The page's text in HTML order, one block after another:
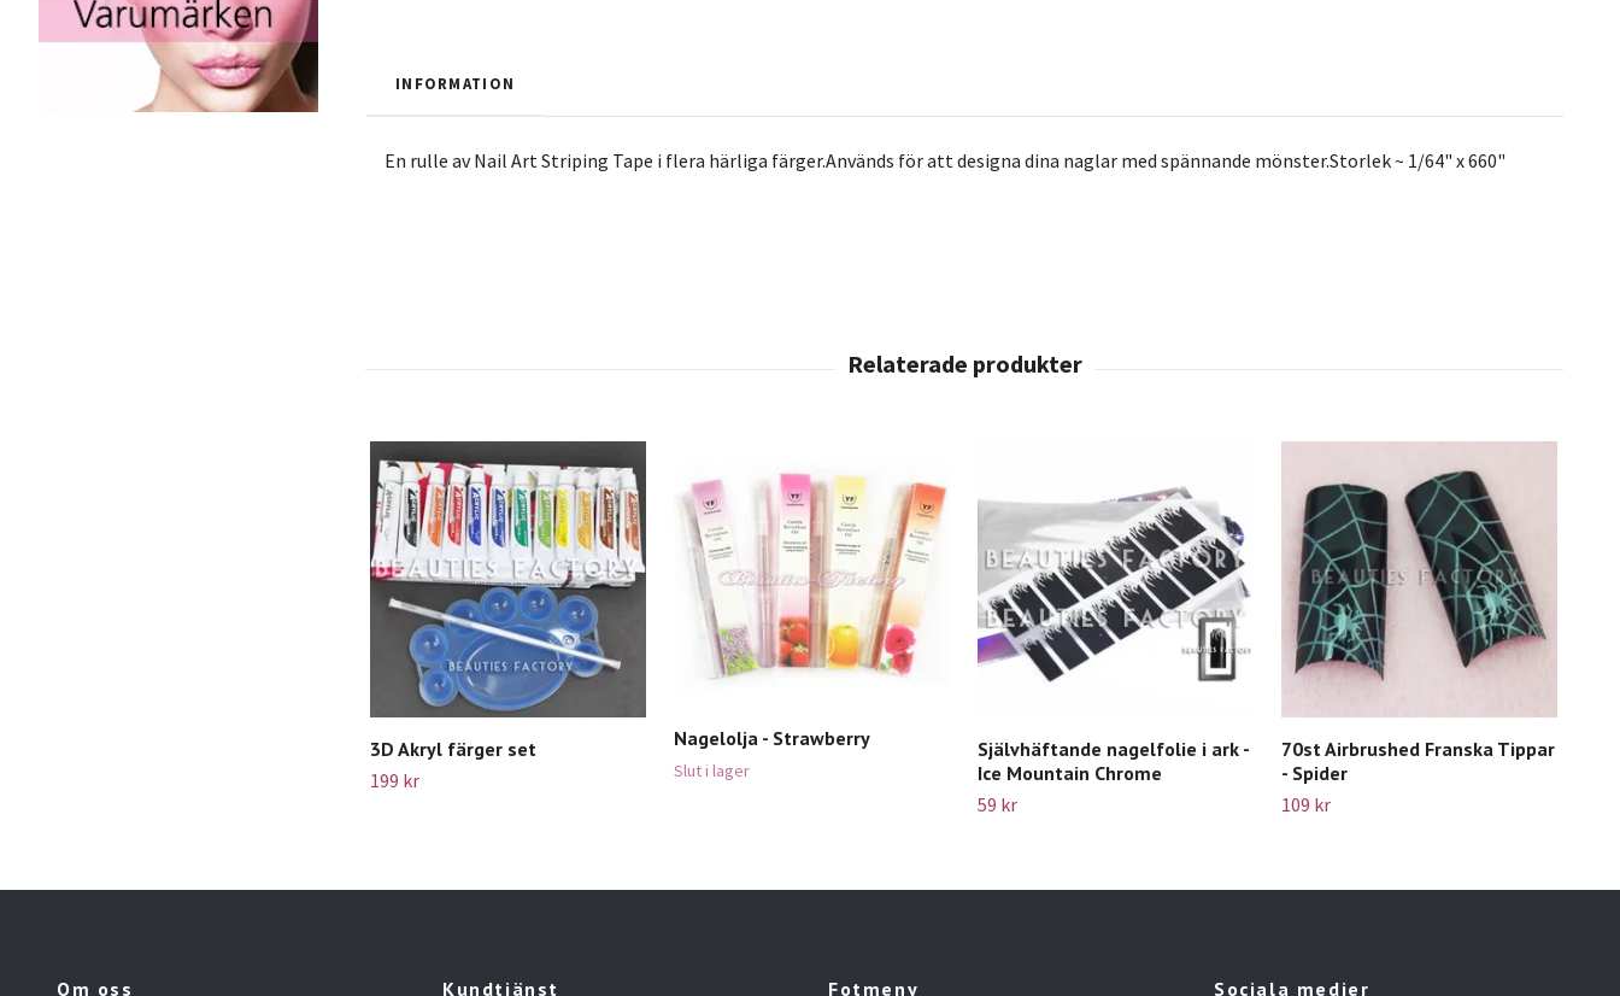
INFORMATION
En rulle av Nail Art Striping Tape i flera härliga färger.Används för att designa dina naglar med spännande mönster.Storlek ~ 1/64" x 660"
3D Akryl färger set
199 kr
Nagelolja - Strawberry
Slut i lager
Självhäftande nagelfolie i ark -
Ice Mountain Chrome
59 kr
70st Airbrushed Franska Tippar
- Spider
109 kr
Om oss Kundtjänst Fotmeny Sociala medier